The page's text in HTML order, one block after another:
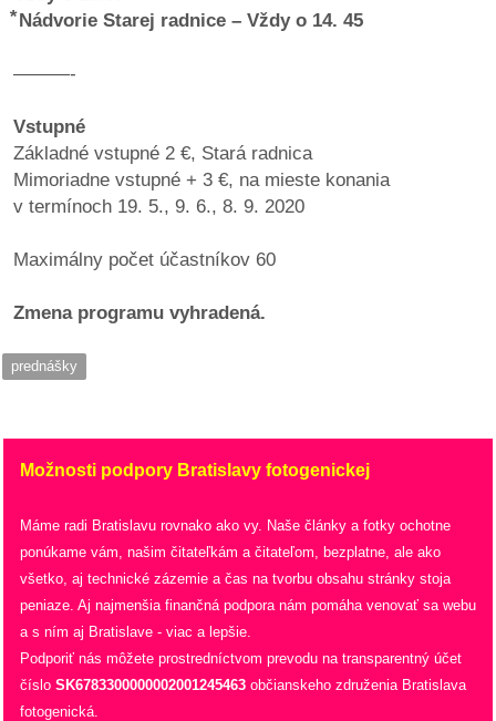
⃰ Nádvorie Starej radnice – Vždy o 14. 45
———-
Vstupné
Základné vstupné 2 €, Stará radnica
Mimoriadne vstupné + 3 €, na mieste konania
v termínoch 19. 5., 9. 6., 8. 9. 2020
Maximálny počet účastníkov 60
Zmena programu vyhradená.
prednášky
Možnosti podpory Bratislavy fotogenickej
Máme radi Bratislavu rovnako ako vy. Naše články a fotky ochotne
ponúkame vám, našim čitateľkám a čitateľom, bezplatne, ale ako
všetko, aj technické zázemie a čas na tvorbu obsahu stránky stoja
peniaze. Aj najmenšia finančná podpora nám pomáha venovať sa webu
a s ním aj Bratislave - viac a lepšie.
Podporiť nás môžete prostredníctvom prevodu na transparentný účet
číslo SK6783300000002001245463 občianskeho združenia Bratislava
fotogenická.